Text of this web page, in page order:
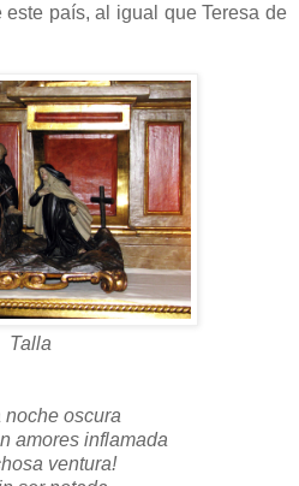
país, al igual que Teresa de
Talla
noche oscura
amores inflamada
ventura!